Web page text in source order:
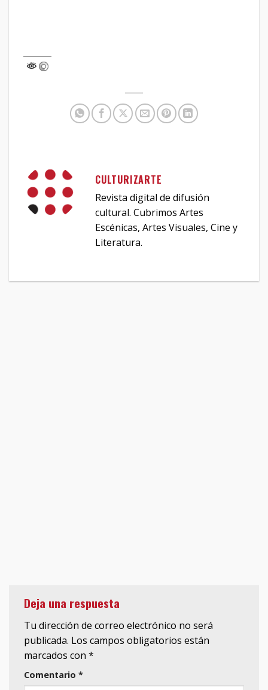
CULTURIZARTE
Revista digital de difusión
cultural. Cubrimos Artes
Escénicas, Artes Visuales, Cine y
Literatura.
Deja una respuesta
Tu dirección de correo electrónico no será
publicada. Los campos obligatorios están
marcados con *
Comentario *